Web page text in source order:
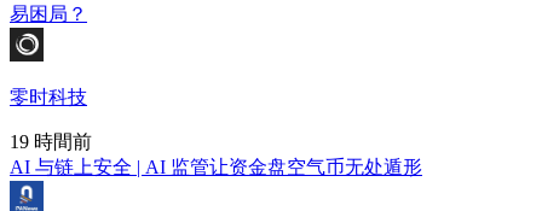
易困局？
零时科技
19 時間前
AI 与链上安全 | AI 监管让资金盘空气币无处遁形